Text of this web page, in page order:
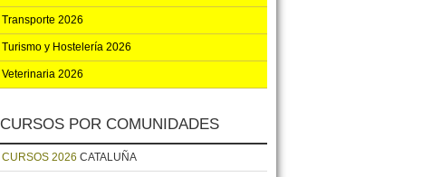
Transporte 2026
Turismo y Hostelería 2026
Veterinaria 2026
CURSOS POR COMUNIDADES
CURSOS 2026 CATALUÑA